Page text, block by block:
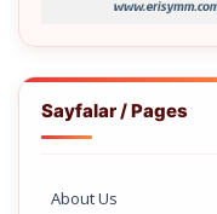
Sayfalar / Pages
About Us